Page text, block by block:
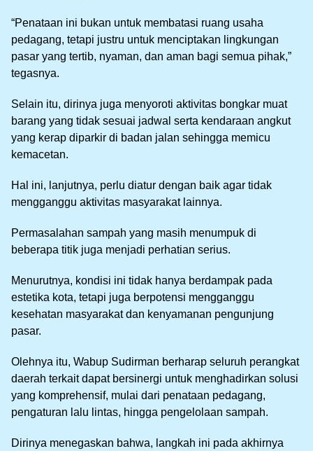
“Penataan ini bukan untuk membatasi ruang usaha
pedagang, tetapi justru untuk menciptakan lingkungan
pasar yang tertib, nyaman, dan aman bagi semua pihak,”
tegasnya.
Selain itu, dirinya juga menyoroti aktivitas bongkar muat
barang yang tidak sesuai jadwal serta kendaraan angkut
yang kerap diparkir di badan jalan sehingga memicu
kemacetan.
Hal ini, lanjutnya, perlu diatur dengan baik agar tidak
mengganggu aktivitas masyarakat lainnya.
Permasalahan sampah yang masih menumpuk di
beberapa titik juga menjadi perhatian serius.
Menurutnya, kondisi ini tidak hanya berdampak pada
estetika kota, tetapi juga berpotensi mengganggu
kesehatan masyarakat dan kenyamanan pengunjung
pasar.
Olehnya itu, Wabup Sudirman berharap seluruh perangkat
daerah terkait dapat bersinergi untuk menghadirkan solusi
yang komprehensif, mulai dari penataan pedagang,
pengaturan lalu lintas, hingga pengelolaan sampah.
Dirinya menegaskan bahwa, langkah ini pada akhirnya